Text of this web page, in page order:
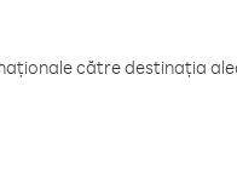
către destinația